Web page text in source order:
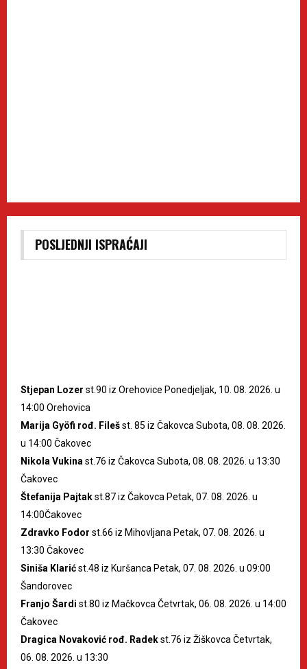
POSLJEDNJI ISPRAĆAJI
Stjepan Lozer st.90 iz Orehovice Ponedjeljak, 10. 08. 2026. u
14:00 Orehovica
Marija Gyöfi rođ. Filešst. 85 iz Čakovca Subota, 08. 08. 2026.
u 14:00 Čakovec
Nikola Vukina st.76 iz Čakovca Subota, 08. 08. 2026. u 13:30
Čakovec
Štefanija Pajtakst.87 iz Čakovca Petak, 07. 08. 2026. u
14:00Čakovec
Zdravko Fodor st.66 iz Mihovljana Petak, 07. 08. 2026. u
13:30 Čakovec
Siniša Klarićst.48 iz Kuršanca Petak, 07. 08. 2026. u 09:00
Šandorovec
Franjo Šardi st.80 iz Mačkovca Četvrtak, 06. 08. 2026. u 14:00
Čakovec
Dragica Novaković rođ. Radekst.76 iz Žiškovca Četvrtak,
06. 08. 2026. u 13:30